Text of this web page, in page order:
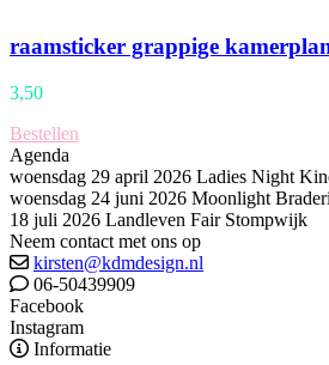
raamsticker grappige
3,50
Bestellen
Agenda
woensdag 29 april 2026 Ladies Night
woensdag 24 juni 2026 Moonlight
18 juli 2026 Landleven Fair Stompwijk
Neem contact met ons op
kirsten@kdmdesign.nl
06-50439909
Facebook
Instagram
Informatie